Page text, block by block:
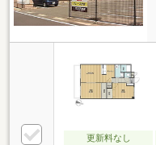
更新料なし